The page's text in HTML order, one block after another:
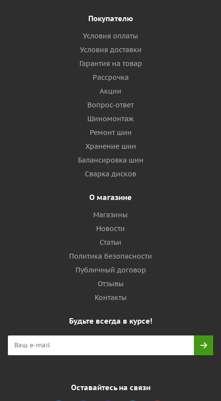
Покупателю
Условия оплаты
Условия доставки
Гарантия на товар
Рассрочка
Акции
Вопрос-ответ
Шиномонтаж
Ремонт шин
Хранение шин
Балансировка шин
Сварка дисков
О магазине
Магазины
Новости
Статьи
Политика безопасности
Публичный договор
Отзывы
Контакты
Будьте всегда в курсе!
Оставайтесь на связи